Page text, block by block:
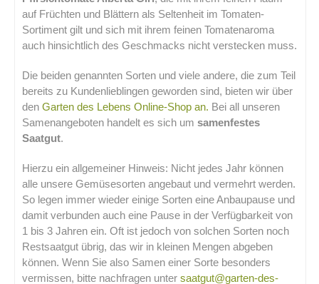
auf Früchten und Blättern als Seltenheit im Tomaten-
Sortiment gilt und sich mit ihrem feinen Tomatenaroma
auch hinsichtlich des Geschmacks nicht verstecken muss.
Die beiden genannten Sorten und viele andere, die zum Teil
bereits zu Kundenlieblingen geworden sind, bieten wir über
den Garten des Lebens Online-Shop an. Bei all unseren
Samenangeboten handelt es sich um samenfestes
Saatgut.
Hierzu ein allgemeiner Hinweis: Nicht jedes Jahr können
alle unsere Gemüsesorten angebaut und vermehrt werden.
So legen immer wieder einige Sorten eine Anbaupause und
damit verbunden auch eine Pause in der Verfügbarkeit von
1 bis 3 Jahren ein. Oft ist jedoch von solchen Sorten noch
Restsaatgut übrig, das wir in kleinen Mengen abgeben
können. Wenn Sie also Samen einer Sorte besonders
vermissen, bitte nachfragen unter saatgut@garten-des-